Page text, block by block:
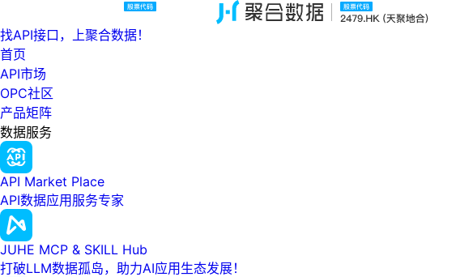
找API接口，上聚合数据！
首页
API市场
OPC社区
产品矩阵
数据服务
API Market Place
API数据应用服务专家
JUHE MCP & SKILL Hub
打破LLM数据孤岛，助力AI应用生态发展！